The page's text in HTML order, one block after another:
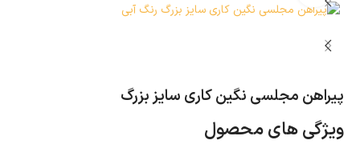
پیراهن مجلسی نگین کاری سایز بزرگ
ویژگی های محصول